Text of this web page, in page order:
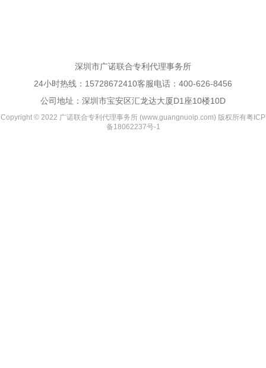
深圳市广诺联合专利代理事务所
24小时热线： 15728672410客服电话： 400-626-8456
公司地址：深圳市宝安区汇龙达大厦D1座10楼10D
Copyright © 2022 广诺联合专利代理事务所 (www.guangnuoip.com) 版权所有粤ICP
备18062237号-1